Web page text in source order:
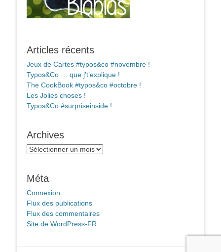
Articles récents
Jeux de Cartes #typos&co #novembre !
Typos&Co … que j’t’explique !
The CookBook #typos&co #octobre !
Les Jolies choses !
Typos&Co #surpriseinside !
Archives
Archives
Méta
Connexion
Flux des publications
Flux des commentaires
Site de WordPress-FR